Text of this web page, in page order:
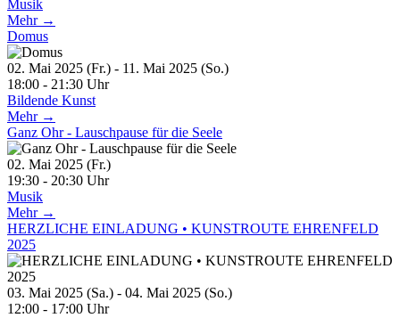
Musik
Mehr →
Domus
02. Mai 2025 (Fr.) - 11. Mai 2025 (So.)
18:00 - 21:30 Uhr
Bildende Kunst
Mehr →
Ganz Ohr - Lauschpause für die Seele
02. Mai 2025 (Fr.)
19:30 - 20:30 Uhr
Musik
Mehr →
HERZLICHE EINLADUNG • KUNSTROUTE EHRENFELD
2025
03. Mai 2025 (Sa.) - 04. Mai 2025 (So.)
12:00 - 17:00 Uhr